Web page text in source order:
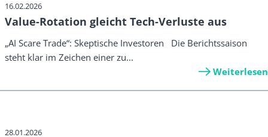
16.02.2026
Value-Rotation gleicht Tech-Verluste aus
„AI Scare Trade“: Skeptische Investoren Die Berichtssaison
steht klar im Zeichen einer zu...
Weiterlesen
28.01.2026